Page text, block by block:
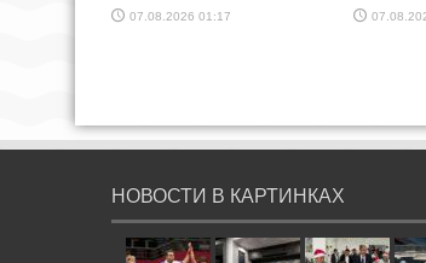
07.08.2026 01:17
НОВОСТИ В КАРТИНКАХ